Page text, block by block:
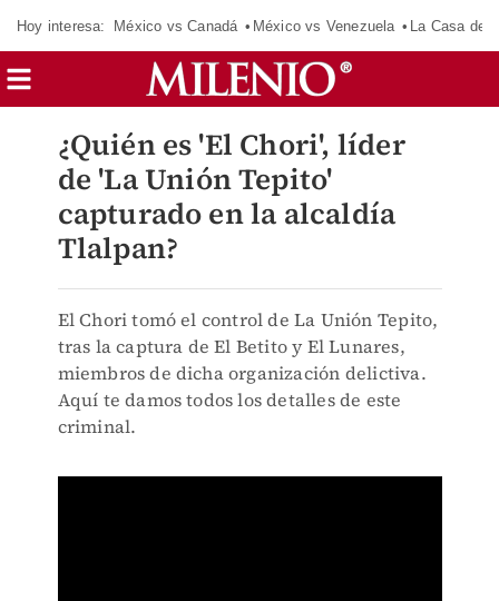
Hoy interesa: México vs Canadá México vs Venezuela La Casa de
¿Quién es 'El Chori', líder
de 'La Unión Tepito'
capturado en la alcaldía
Tlalpan?
El Chori tomó el control de La Unión Tepito,
tras la captura de El Betito y El Lunares,
miembros de dicha organización delictiva.
Aquí te damos todos los detalles de este
criminal.